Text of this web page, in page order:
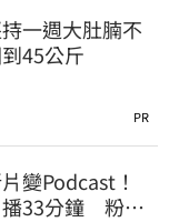
一週大肚腩不
45公斤
PR
變Podcast！
播33分鐘 粉絲